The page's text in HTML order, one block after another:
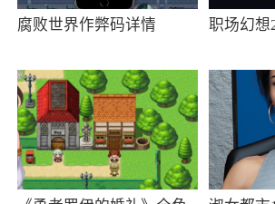
3、飞机消灭怪兽玩家只需要
一样的氛围。同时，超丰富的道
型选择，也大大增加了本游戏的持
然游戏性和画面也是非常棒的
更新日志
腐败世界作弊码详情 职场幻想